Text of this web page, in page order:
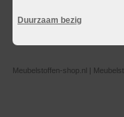
Duurzaam bezig
Meubelstoffen-shop.nl |